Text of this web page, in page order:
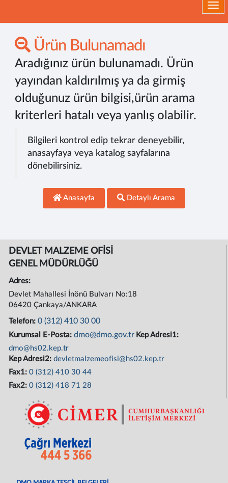
Ürün Bulunamadı
Aradığınız ürün bulunamadı. Ürün
yayından kaldırılmış ya da girmiş
olduğunuz ürün bilgisi,ürün arama
kriterleri hatalı veya yanlış olabilir.
Bilgileri kontrol edip tekrar deneyebilir,
anasayfaya veya katalog sayfalarına
dönebilirsiniz.
Anasayfa Detaylı Arama
DEVLET MALZEME OFİSİ
GENEL MÜDÜRLÜĞÜ
Adres:
Devlet Mahallesi İnönü Bulvarı No:18
06420 Çankaya/ANKARA
Telefon:0 (312) 410 30 00
Kurumsal E-Posta:dmo@dmo.gov.tr Kep Adresi1:
dmo@hs02.kep.tr
Kep Adresi2:devletmalzemeofisi@hs02.kep.tr
Fax1:0 (312) 410 30 44
Fax2:0 (312) 418 71 28